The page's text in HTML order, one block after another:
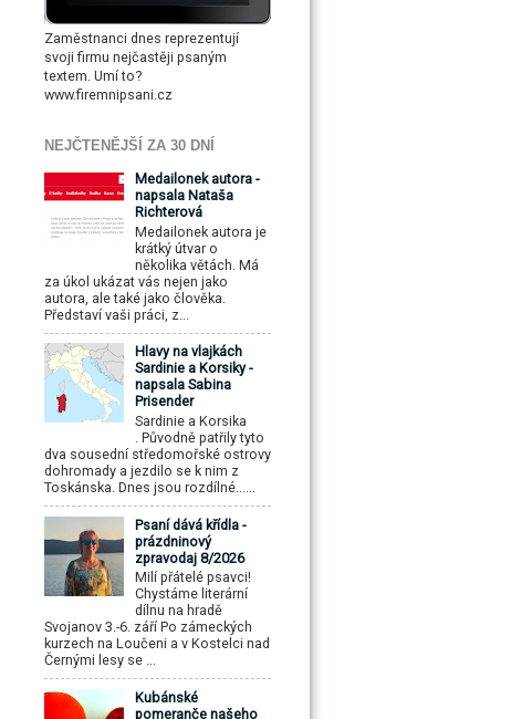
Zaměstnanci dnes reprezentují
svoji firmu nejčastěji psaným
textem. Umí to?
www.firemnipsani.cz
NEJČTENĚJŠÍ ZA 30 DNÍ
Medailonek autora -
napsala Nataša
Richterová
Medailonek autora je
krátký útvar o
několika větách. Má
za úkol ukázat vás nejen jako
autora, ale také jako člověka.
Představí vaši práci, z...
Hlavy na vlajkách
Sardinie a Korsiky -
napsala Sabina
Prisender
Sardinie a Korsika
. Původně patřily tyto
dva sousední středomořské ostrovy
dohromady a jezdilo se k nim z
Toskánska. Dnes jsou rozdílné......
Psaní dává křídla -
prázdninový
zpravodaj 8/2026
Milí přátelé psavci!
Chystáme literární
dílnu na hradě
Svojanov 3.-6. září Po zámeckých
kurzech na Loučeni a v Kostelci nad
Černými lesy se ...
Kubánské
pomeranče našeho